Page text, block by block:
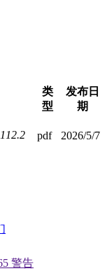
类
型
发布日
期
pdf 2026/5/7
警告